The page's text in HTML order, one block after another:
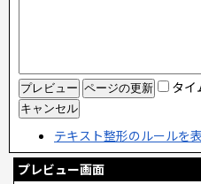
タイ
テキスト整形のルールを
プレビュー画面